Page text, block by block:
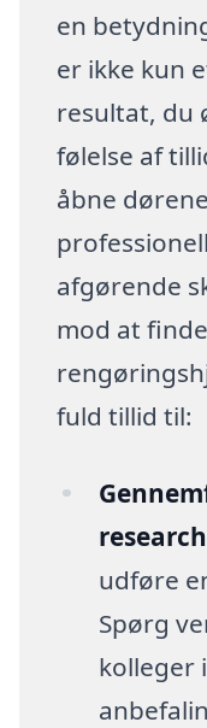
en
er ikke kun
resultat, du
følelse af
åbne
afgørende
mod at
fuld tillid til:
research
udføre
Spørg
kolleger